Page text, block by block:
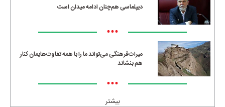
دیپلماسی هم‌چنان ادامه میدان است
•••
میراث‌فرهنگی می‌تواند ما را با همه تفاوت‌هایمان کنار
هم بنشاند
•••
بیشتر